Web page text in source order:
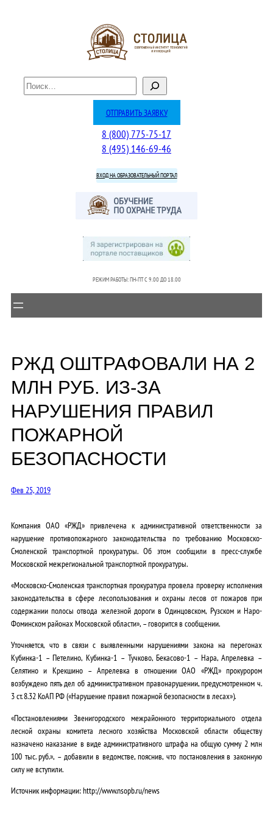
П
о
ОТПРАВИТЬ ЗАЯВКУ
8 (800) 775-75-17
8 (495) 146-69-46
ВХОД НА ОБРАЗОВАТЕЛЬНЫЙ ПОРТАЛ
РЕЖИМ РАБОТЫ: ПН-ПТ C 9.00 ДО 18.00
РЖД ОШТРАФОВАЛИ НА 2
МЛН РУБ. ИЗ-ЗА
НАРУШЕНИЯ ПРАВИЛ
ПОЖАРНОЙ
БЕЗОПАСНОСТИ
Фев 25, 2019
Компания ОАО «РЖД» привлечена к административной ответственности за
нарушение противопожарного законодательства по требованию Московско-
Смоленской транспортной прокуратуры. Об этом сообщили в пресс-службе
Московской межрегиональной транспортной прокуратуры.
«Московско-Смоленская транспортная прокуратура провела проверку исполнения
законодательства в сфере лесопользования и охраны лесов от пожаров при
содержании полосы отвода железной дороги в Одинцовском, Рузском и Наро-
Фоминском районах Московской области», – говорится в сообщении.
Уточняется, что в связи с выявленными нарушениями закона на перегонах
Кубинка-1 – Петелино, Кубинка-1 – Тучково, Бекасово-1 – Нара, Апрелевка –
Селятино и Крекшино – Апрелевка в отношении ОАО «РЖД» прокурором
возбуждено пять дел об административном правонарушении, предусмотренном ч.
3 ст. 8.32 КоАП РФ («Нарушение правил пожарной безопасности в лесах»).
«Постановлениями Звенигородского межрайонного территориального отдела
лесной охраны комитета лесного хозяйства Московской области обществу
назначено наказание в виде административного штрафа на общую сумму 2 млн
100 тыс. руб.», – добавили в ведомстве, пояснив, что постановления в законную
силу не вступили.
Источник информации: http://www.nsopb.ru/news